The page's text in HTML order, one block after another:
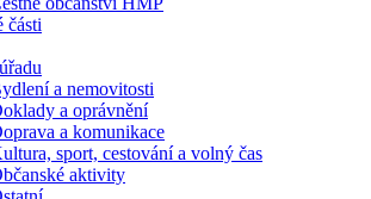
části
a nemovitosti
a oprávnění
a komunikace
sport, cestování a volný čas
aktivity